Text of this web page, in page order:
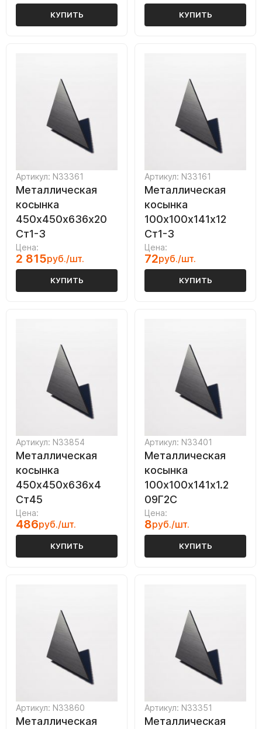
КУПИТЬ КУПИТЬ
Артикул: N33361
Металлическая
косынка
450х450х636х20
Ст1-3
Цена:
2 815руб./шт.
КУПИТЬ
Артикул: N33161
Металлическая
косынка
100х100х141х12
Ст1-3
Цена:
72руб./шт.
КУПИТЬ
Артикул: N33854
Металлическая
косынка
450х450х636х4
Ст45
Цена:
486руб./шт.
КУПИТЬ
Артикул: N33401
Металлическая
косынка
100х100х141х1.2
09Г2С
Цена:
8руб./шт.
КУПИТЬ
Артикул: N33860
Металлическая
Артикул: N33351
Металлическая